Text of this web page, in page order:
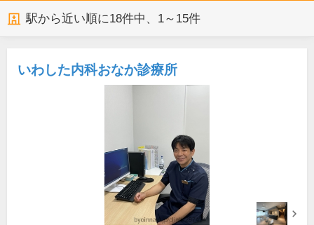
駅から近い順に18件中、 1～15件
いわした内科おなか診療所